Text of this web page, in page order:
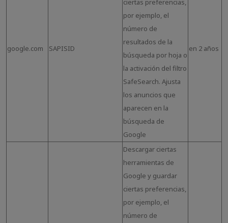
google.com SAPISID
ciertas preferencias,
por ejemplo, el
número de
resultados de la
búsqueda por hoja o
la activación del filtro
SafeSearch. Ajusta
los anuncios que
aparecen en la
búsqueda de
Google
en 2 años
Descargar ciertas
herramientas de
Google y guardar
ciertas preferencias,
por ejemplo, el
número de